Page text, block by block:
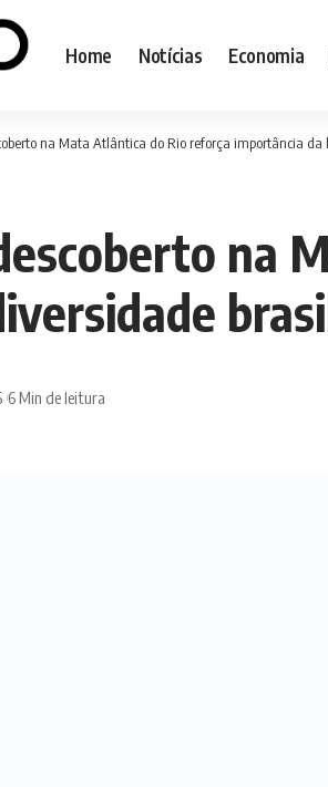
Home Notícias Economia
na Mata Atlântica do Rio reforça importância da
na
6 Min de leitura